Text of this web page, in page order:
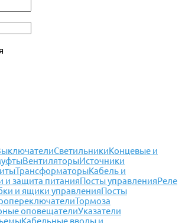
СветильникиКонцевые и
ВентиляторыИсточники
ТрансформаторыКабель и
и защита питанияПосты управленияРеле
и ящики управленияПосты
Тормоза
оповещателиУказатели
Кабельные вводы и